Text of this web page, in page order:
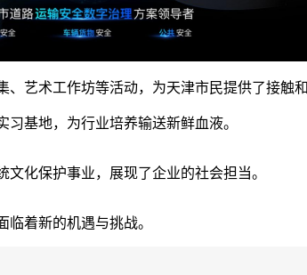
、艺术工作坊等活动，为天津市民提供了接触
习基地，为行业培养输送新鲜血液。
文化保护事业，展现了企业的社会担当。
临着新的机遇与挑战。